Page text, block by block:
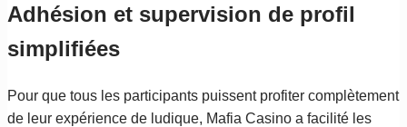
Adhésion et supervision de profil
simplifiées
Pour que tous les participants puissent profiter complètement
de leur expérience de ludique, Mafia Casino a facilité les